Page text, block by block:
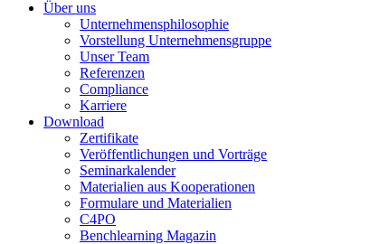
Über uns
Unternehmensphilosophie
Vorstellung Unternehmensgruppe
Unser Team
Referenzen
Compliance
Karriere
Download
Zertifikate
Veröffentlichungen und Vorträge
Seminarkalender
Materialien aus Kooperationen
Formulare und Materialien
C4PO
Benchlearning Magazin